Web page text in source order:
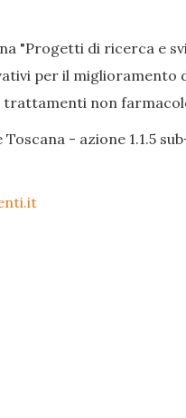
"Progetti di ricerca e
per il miglioramento
trattamenti non
- azione 1.1.5